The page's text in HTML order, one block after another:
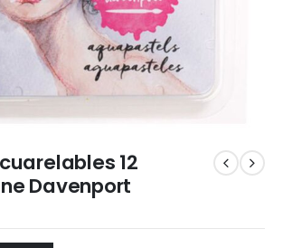
12
Davenport